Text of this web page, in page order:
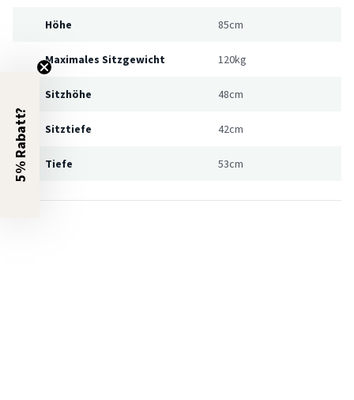
Höhe 85cm
Maximales Sitzgewicht 120kg
Sitzhöhe 48cm
Sitztiefe 42cm
Tiefe 53cm
5% Rabatt?